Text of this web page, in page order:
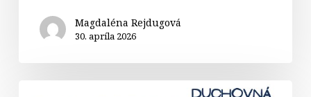
Magdaléna Rejdugová
30. apríla 2026